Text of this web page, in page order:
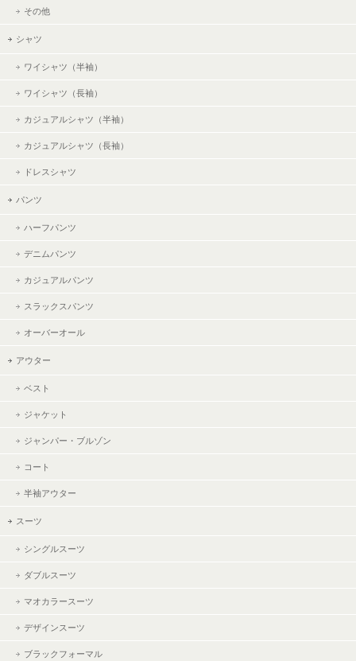
その他
シャツ
ワイシャツ（半袖）
ワイシャツ（長袖）
カジュアルシャツ（半袖）
カジュアルシャツ（長袖）
ドレスシャツ
パンツ
ハーフパンツ
デニムパンツ
カジュアルパンツ
スラックスパンツ
オーバーオール
アウター
ベスト
ジャケット
ジャンパー・ブルゾン
コート
半袖アウター
スーツ
シングルスーツ
ダブルスーツ
マオカラースーツ
デザインスーツ
ブラックフォーマル